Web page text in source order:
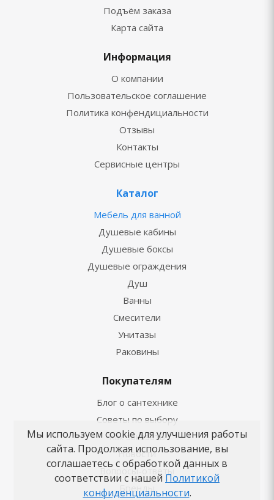
Подъём заказа
Карта сайта
Информация
О компании
Пользовательское соглашение
Политика конфендициальности
Отзывы
Контакты
Сервисные центры
Каталог
Мебель для ванной
Душевые кабины
Душевые боксы
Душевые ограждения
Душ
Ванны
Смесители
Унитазы
Раковины
Покупателям
Блог о сантехнике
Советы по выбору
Как заказать
Новости
Вопросы-ответы
Бренды
Мы используем cookie для улучшения работы
сайта. Продолжая использование, вы
соглашаетесь с обработкой данных в
соответствии с нашей Политикой
конфиденциальности.